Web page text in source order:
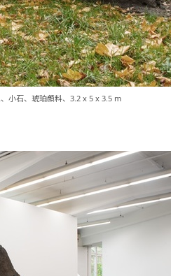
小石、琥珀顔料、3.2 x 5 x 3.5 m